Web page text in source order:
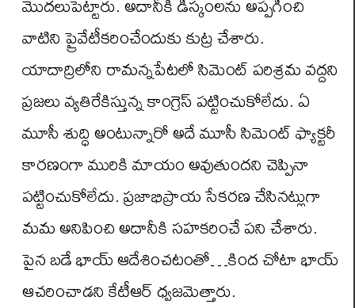
వాటిని ప్రైవేటీకరించేందుకు కుట్ర చేశారు.
యాదాద్రిలోని రామన్నపేటలో సిమెంట్ పరిశ్రమ వద్దని
ప్రజలు వ్యతిరేకిస్తున్న కాంగ్రెస్ పట్టించుకోలేదు. ఏ
మూసీ శుద్ధి అంటున్నారో అదే మూసీ సిమెంట్ ఫ్యాక్టరీ
కారణంగా మురికి మాయం అవుతుందని చెప్పినా
పట్టించుకోలేదు. ప్రజాభిప్రాయ సేకరణ చేసినట్లుగా
మమ అనిపించి అదానీకి సహకరించే పని చేశారు.
పైన బడే భాయ్ ఆదేశించటంతో…కింద చోటా భాయ్
ఆచరించాడని కేటీఆర్ ధ్వ‌జ‌మెత్తారు.